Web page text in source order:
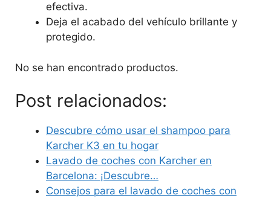
efectiva.
Deja el acabado del vehículo brillante y
protegido.
No se han encontrado productos.
Post relacionados:
Descubre cómo usar el shampoo para
Karcher K3 en tu hogar
Lavado de coches con Karcher en
Barcelona: ¡Descubre…
Consejos para el lavado de coches con